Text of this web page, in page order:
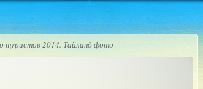
2014. Тайланд фото